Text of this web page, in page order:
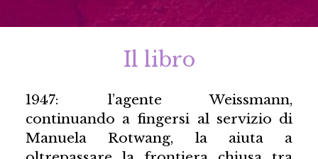
Il libro
1947: l’agente Weissmann,
continuando a fingersi al servizio di
Manuela Rotwang, la aiuta a